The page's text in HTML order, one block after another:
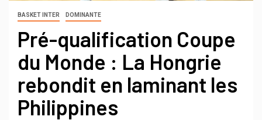
BASKET INTER DOMINANTE
Pré-qualification Coupe
du Monde : La Hongrie
rebondit en laminant les
Philippines